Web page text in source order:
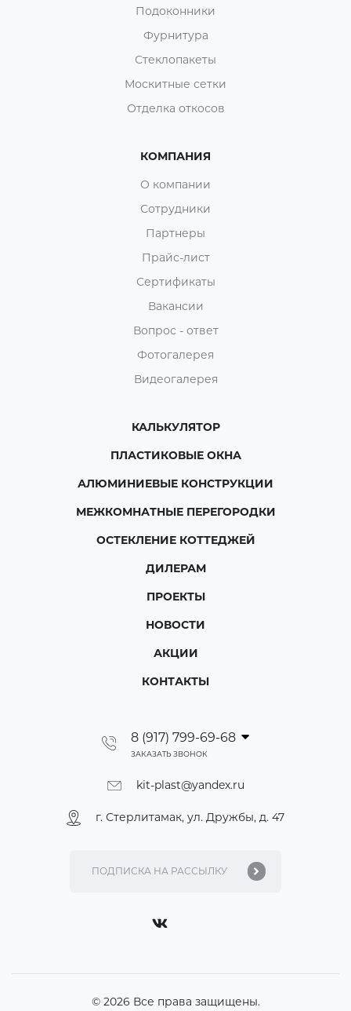
Подоконники
Фурнитура
Стеклопакеты
Москитные сетки
Отделка откосов
КОМПАНИЯ
О компании
Сотрудники
Партнеры
Прайс-лист
Сертификаты
Вакансии
Вопрос - ответ
Фотогалерея
Видеогалерея
КАЛЬКУЛЯТОР
ПЛАСТИКОВЫЕ ОКНА
АЛЮМИНИЕВЫЕ КОНСТРУКЦИИ
МЕЖКОМНАТНЫЕ ПЕРЕГОРОДКИ
ОСТЕКЛЕНИЕ КОТТЕДЖЕЙ
ДИЛЕРАМ
ПРОЕКТЫ
НОВОСТИ
АКЦИИ
КОНТАКТЫ
8 (917) 799-69-68
ЗАКАЗАТЬ ЗВОНОК
kit-plast@yandex.ru
г. Стерлитамак, ул. Дружбы, д. 47
© 2026 Все права защищены.